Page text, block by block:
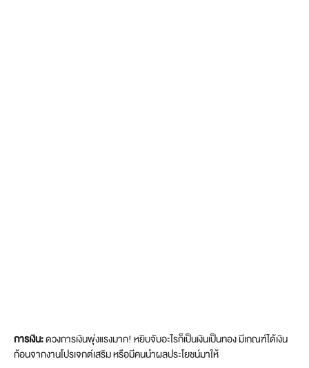
การเงิน:ดวงการเงินพุ่งแรงมาก! หยิบจับอะไรก็เป็นเงินเป็นทอง มีเกณฑ์ได้เงิน
ก้อนจากงานโปรเจกต์เสริม หรือมีคนนำผลประโยชน์มาให้